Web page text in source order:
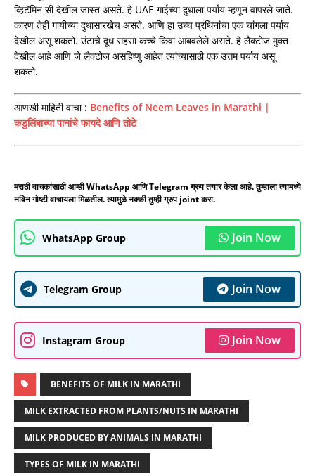
व्हिटॅमिन सी देखील जास्त असते. हे UAE गाईच्या दुधाला पर्याय म्हणून वापरले जाते.
कारण तेही गायीच्या दुधासारखेच असते. आणि हा उच्च प्रथिनांचा एक चांगला पर्याय
देखील असू शकतो. उंटाचे दूध सहसा कच्चे किंवा आंबवलेले असते. हे लैक्टोज मुक्त
देखील आहे आणि जे लैक्टोज असहिष्णु आहेत त्यांच्यासाठी एक उत्तम पर्याय असू
शकतो.
आणखी माहिती वाचा : Benefits of Neem Leaves in Marathi |
कडुलिंबाच्या पानांचे फायदे आणि तोटे
मराठी वाचकांसाठी आम्ही WhatsApp आणि Telegram ग्रुप तयार केला आहे. तुम्हाला त्यामध्ये
नविन गोष्टी वाचायला मिळतील. त्यामुळे नक्की तुम्ही ग्रुप joint करा.
WhatsApp Group Join Now
Telegram Group Join Now
Instagram Group Join Now
BENEFITS OF MILK IN MARATHI
MILK EXTRACTED FROM PLANTS/NUTS IN MARATHI
MILK PRODUCED BY ANIMALS IN MARATHI
TYPES OF MILK IN MARATHI